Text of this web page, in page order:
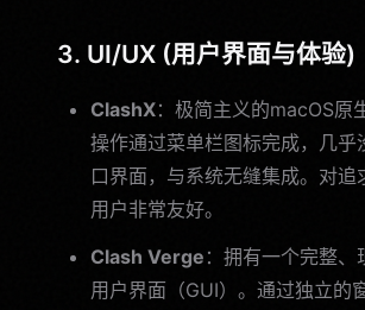
3. UI/UX (用户界面与体验)
ClashX：极简主义的macOS原
操作通过菜单栏图标完成，几乎
口界面，与系统无缝集成。对追
用户非常友好。
Clash Verge ：拥有一个完整、
用户界面（GUI）。通过独立的